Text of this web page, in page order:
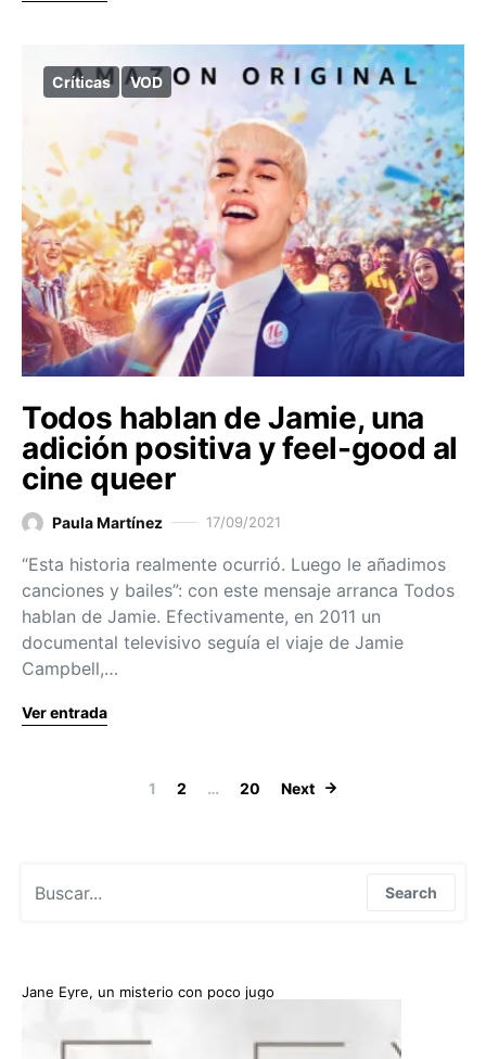
Críticas VOD
Todos hablan de Jamie, una
adición positiva y feel-good al
cine queer
Paula Martínez 17/09/2021
“Esta historia realmente ocurrió. Luego le añadimos
canciones y bailes”: con este mensaje arranca Todos
hablan de Jamie. Efectivamente, en 2011 un
documental televisivo seguía el viaje de Jamie
Campbell,…
Ver entrada
Paginación
1 2 … 20 Next
Search
Jane Eyre, un misterio con poco jugo